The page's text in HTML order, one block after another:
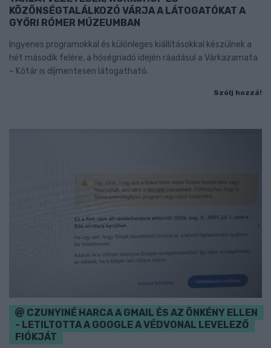
KÖZÖNSÉGTALÁLKOZÓ VÁRJA A LÁTOGATÓKAT A
GYŐRI RÓMER MÚZEUMBAN
Ingyenes programokkal és különleges kiállításokkal készülnek a
hét második felére, a hőségriadó idején ráadásul a Várkazamata
– Kőtár is díjmentesen látogatható.
Szólj hozzá!
CZUNYINÉ HARCA A GMAIL ÉS AZ ÖNKÉNY ELLEN
- LETILTOTTA A GOOGLE A VÉDVONAL LEVELEZŐ
FIÓKJÁT